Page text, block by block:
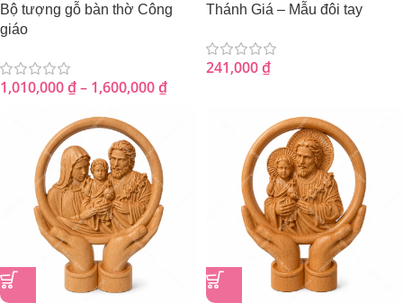
Bộ tượng gỗ bàn thờ Công
giáo
1,010,000₫– 1,600,000₫
Thánh Giá – Mẫu đôi tay
241,000₫